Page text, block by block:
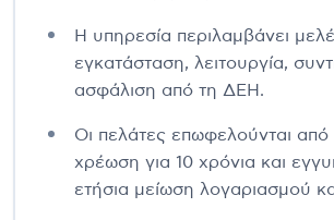
Η υπηρεσία περιλαμβάνει
εγκατάσταση, λειτουργία,
ασφάλιση από τη ΔΕΗ.
Οι πελάτες επωφελούνται
χρέωση για 10 χρόνια και
ετήσια μείωση λογαριασμού